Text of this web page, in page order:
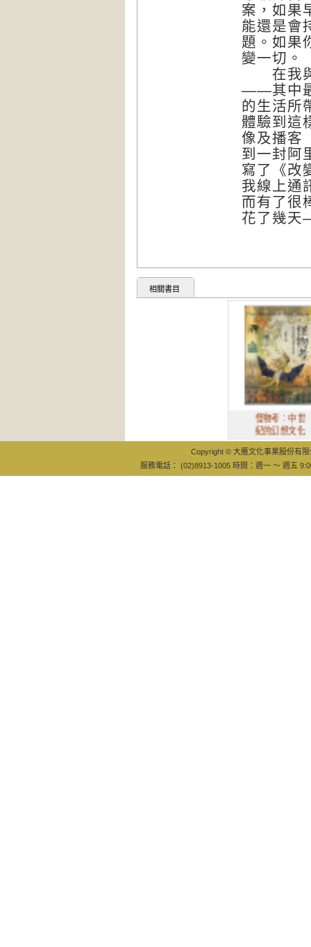
案，如果
能還是會
題。如果
變一切。
在我與
——其中最
的生活所
體驗到這
像及播客
到一封阿
寫了《改
我線上通
而有了很
花了幾天
相關書目
怪物考：中世
紀的幻想文化
Copyright © 大雁文化事業股份有
服務電話： (02)8913-1005 時間：週一 ～ 週五